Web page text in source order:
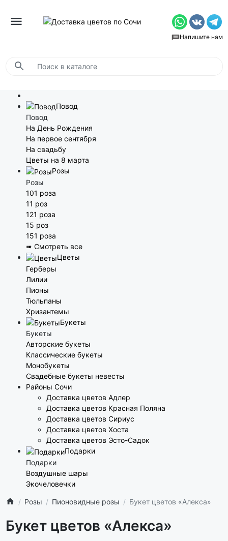
Напишите нам
Повод
Повод
На День Рождения
На первое сентября
На свадьбу
Цветы на 8 марта
Розы
Розы
101 роза
11 роз
121 роза
15 роз
151 роза
➠ Смотреть все
Цветы
Герберы
Лилии
Пионы
Тюльпаны
Хризантемы
Букеты
Букеты
Авторские букеты
Классические букеты
Монобукеты
Свадебные букеты невесты
Районы Сочи
Доставка цветов Адлер
Доставка цветов Красная Поляна
Доставка цветов Сириус
Доставка цветов Хоста
Доставка цветов Эсто-Садок
Подарки
Подарки
Воздушные шары
Экочеловечки
Розы Пионовидные розы Букет цветов «Алекса»
Букет цветов «Алекса»